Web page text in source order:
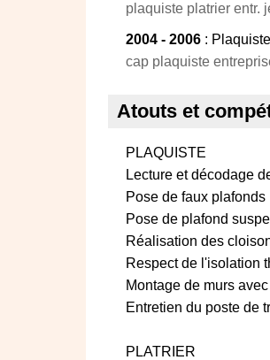
plaquiste platrier entr.
2004 - 2006 : Plaquiste
cap plaquiste
Atouts et
PLAQUISTE
Lecture et décodage
Pose de faux plafonds
Pose de plafond
Réalisation des
Respect de l'isolation
Montage de murs
Entretien du poste de
PLATRIER